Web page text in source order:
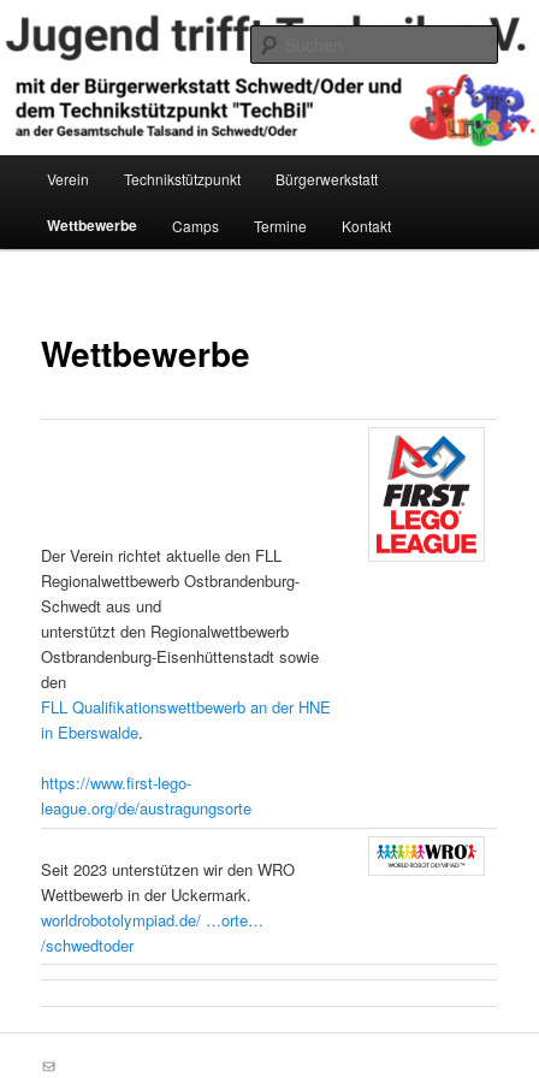
Zum
primären
springenJugend trifft Technik e.V.
Verein Technikstützpunkt Bürgerwerkstatt
Wettbewerbe Camps Termine Kontakt
Wettbewerbe
Der Verein richtet aktuelle den FLL
Regionalwettbewerb Ostbrandenburg-
Schwedt aus und
unterstützt den Regionalwettbewerb
Ostbrandenburg-Eisenhüttenstadt sowie
den
FLL Qualifikationswettbewerb an der HNE
in Eberswalde.
https://www.first-lego-
league.org/de/austragungsorte
Seit 2023 unterstützen wir den WRO
Wettbewerb in der Uckermark.
worldrobotolympiad.de/ …orte…
/schwedtoder
E-Mail